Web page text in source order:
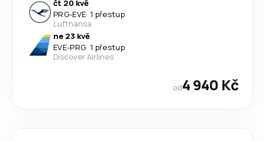
čt 20 kvě
PRG-EVE· 1 přestup
Lufthansa
ne 23 kvě
EVE-PRG· 1 přestup
Discover Airlines
od4 940 Kč